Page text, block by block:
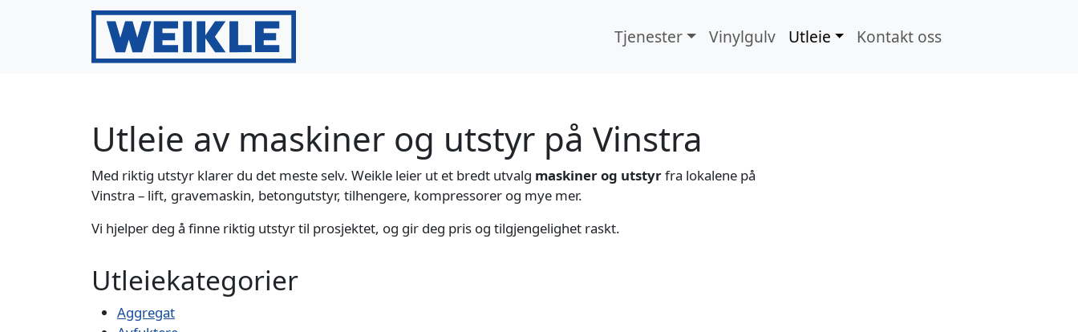
Gå til bunntekst
Tjenester Vinylgulv Utleie Kontakt oss
Utleie av maskiner og utstyr på Vinstra
Med riktig utstyr klarer du det meste selv. Weikle leier ut et bredt utvalg maskiner og utstyrfra lokalene på
Vinstra – lift, gravemaskin, betongutstyr, tilhengere, kompressorer og mye mer.
Vi hjelper deg å finne riktig utstyr til prosjektet, og gir deg pris og tilgjengelighet raskt.
Utleiekategorier
Aggregat